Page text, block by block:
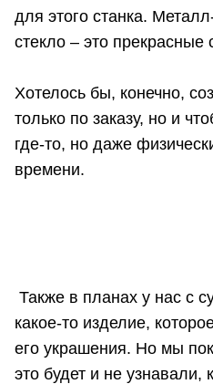
для этого станка.
стекло – это прекрасные
Хотелось бы, конечно,
только по заказу, но и
где-то, но даже
времени.
Также в планах у нас с
какое-то изделие,
его украшения. Но мы
это будет и не узнавали,